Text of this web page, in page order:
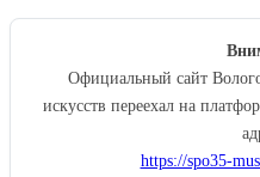
Официальный сайт
искусств переехал на
https://spo35-